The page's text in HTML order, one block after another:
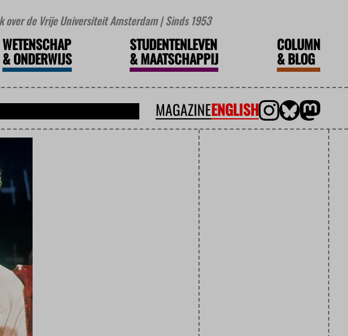
de Vrije Universiteit Amsterdam | Sinds 1953
WETENSCHAP
&ONDERWIJS
STUDENTENLEVEN
&MAATSCHAPPIJ
COLUMN
&BLOG
MAGAZINEENGLISH